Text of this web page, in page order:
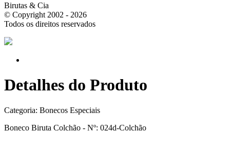
Birutas & Cia
© Copyright 2002 - 2026
Todos os direitos reservados
Detalhes do Produto
Categoria: Bonecos Especiais
Boneco Biruta Colchão - Nº: 024d-Colchão